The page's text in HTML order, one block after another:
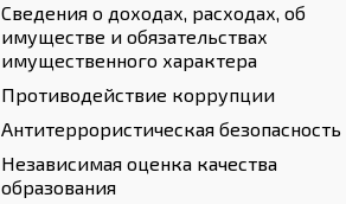
Сведения о доходах, расходах, об
имуществе и обязательствах
имущественного характера
Противодействие коррупции
Антитеррористическая безопасность
Независимая оценка качества
образования